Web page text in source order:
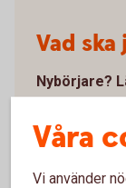
Vad
Nybörjare?
Hur
Hur kan
aktier?
Våra
Vi använder